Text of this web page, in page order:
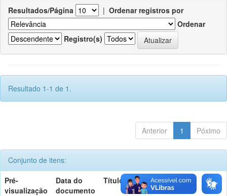
Resultados/Página | Ordenar registros por
Ordenar
Registro(s)
Resultado 1-1 de 1.
Anterior 1 Póximo
Conjunto de itens:
Pré-
visualização
Data do
documento
Título Autor(es)